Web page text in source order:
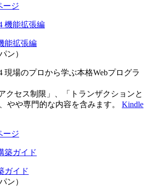
ージ
能拡張編
ン）
現場のプロから学ぶ本格Webプログラ
クセス制限」、「トランザクションと
やや専門的な内容を含みます。 Kindle
ージ
ガイド
ン）